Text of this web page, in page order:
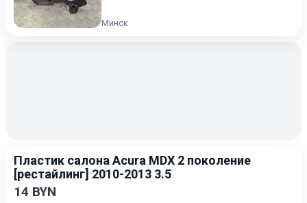
Минск
Пластик салона Acura MDX 2 поколение
[рестайлинг] 2010-2013 3.5
14 BYN